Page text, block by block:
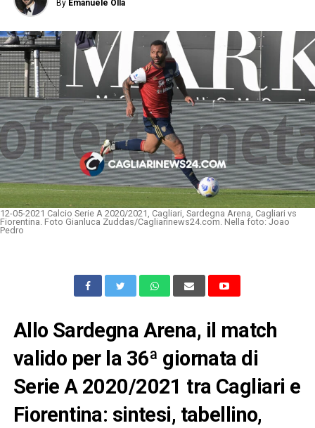
By Emanuele Olla
12-05-2021 Calcio Serie A 2020/2021, Cagliari, Sardegna Arena, Cagliari vs
Fiorentina. Foto Gianluca Zuddas/Cagliarinews24.com. Nella foto: Joao
Pedro
Allo Sardegna Arena, il match
valido per la 36ª giornata di
Serie A 2020/2021 tra Cagliari e
Fiorentina: sintesi, tabellino,